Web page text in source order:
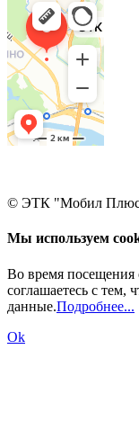
© ЭТК "Мобил Плюс"
Мы используем
Во время
соглашаетесь с тем,
данные.Подробнее...
Ok